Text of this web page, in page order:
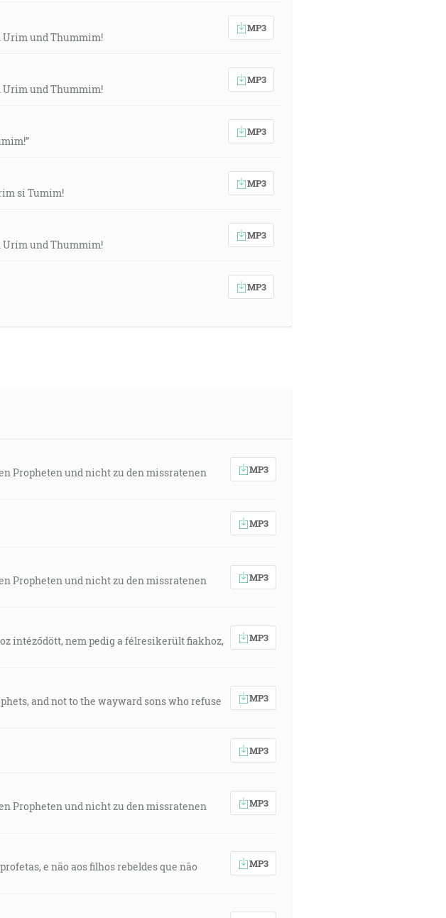
Urim und Thummim!
MP3
Urim und Thummim!
MP3
MP3
si Tumim!
MP3
Urim und Thummim!
MP3
MP3
Propheten und nicht zu den missratenen
MP3
MP3
Propheten und nicht zu den missratenen
MP3
intéződött, nem pedig a félresikerült fiakhoz,
MP3
and not to the wayward sons who refuse
MP3
MP3
Propheten und nicht zu den missratenen
MP3
e não aos filhos rebeldes que não
MP3